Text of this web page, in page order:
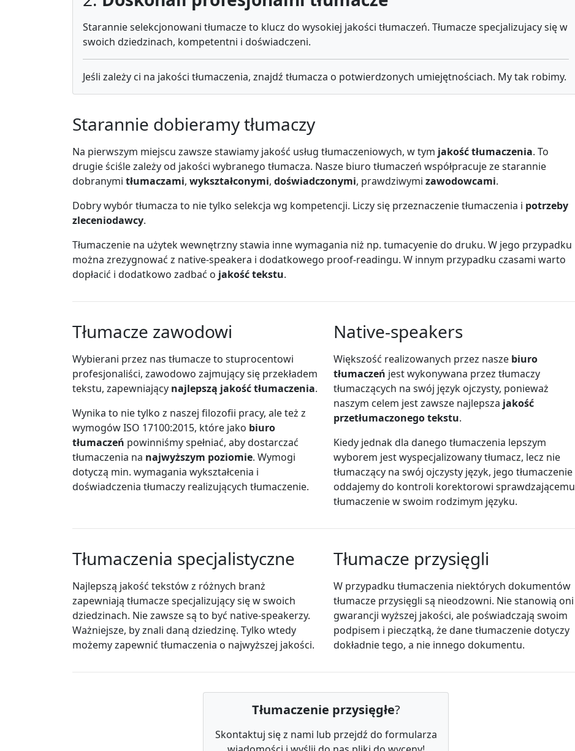
Starannie selekcjonowani tłumacze to klucz do wysokiej jakości tłumaczeń. Tłumacze specjalizujacy się w
swoich dziedzinach, kompetentni i doświadczeni.
Jeśli zależy ci na jakości tłumaczenia, znajdź tłumacza o potwierdzonych umiejętnościach. My tak robimy.
Starannie dobieramy tłumaczy
Na pierwszym miejscu zawsze stawiamy jakość usług tłumaczeniowych, w tym jakość tłumaczenia. To
drugie ściśle zależy od jakości wybranego tłumacza. Nasze biuro tłumaczeń współpracuje ze starannie
dobranymi tłumaczami, wykształconymi, doświadczonymi, prawdziwymi zawodowcami.
Dobry wybór tłumacza to nie tylko selekcja wg kompetencji. Liczy się przeznaczenie tłumaczenia i potrzeby
zleceniodawcy.
Tłumaczenie na użytek wewnętrzny stawia inne wymagania niż np. tumacyenie do druku. W jego przypadku
można zrezygnować z native-speakera i dodatkowego proof-readingu. W innym przypadku czasami warto
dopłacić i dodatkowo zadbać o jakość tekstu.
Tłumacze zawodowi
Wybierani przez nas tłumacze to stuprocentowi
profesjonaliści, zawodowo zajmujący się przekładem
tekstu, zapewniający najlepszą jakość tłumaczenia.
Wynika to nie tylko z naszej filozofii pracy, ale też z
wymogów ISO 17100:2015, które jako biuro
tłumaczeń powinniśmy spełniać, aby dostarczać
tłumaczenia na najwyższym poziomie. Wymogi
dotyczą min. wymagania wykształcenia i
doświadczenia tłumaczy realizujących tłumaczenie.
Native-speakers
Większość realizowanych przez nasze biuro
tłumaczeń jest wykonywana przez tłumaczy
tłumaczących na swój język ojczysty, ponieważ
naszym celem jest zawsze najlepsza jakość
przetłumaczonego tekstu.
Kiedy jednak dla danego tłumaczenia lepszym
wyborem jest wyspecjalizowany tłumacz, lecz nie
tłumaczący na swój ojczysty język, jego tłumaczenie
oddajemy do kontroli korektorowi sprawdzającemu
tłumaczenie w swoim rodzimym języku.
Tłumaczenia specjalistyczne
Najlepszą jakość tekstów z różnych branż
zapewniają tłumacze specjalizujący się w swoich
dziedzinach. Nie zawsze są to być native-speakerzy.
Ważniejsze, by znali daną dziedzinę. Tylko wtedy
możemy zapewnić tłumaczenia o najwyższej jakości.
Tłumacze przysięgli
W przypadku tłumaczenia niektórych dokumentów
tłumacze przysięgli są nieodzowni. Nie stanowią oni
gwarancji wyższej jakości, ale poświadczają swoim
podpisem i pieczątką, że dane tłumaczenie dotyczy
dokładnie tego, a nie innego dokumentu.
Tłumaczenie przysięgłe?
Skontaktuj się z nami lub przejdź do formularza